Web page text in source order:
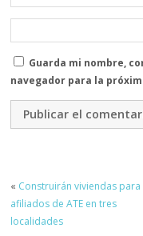
Guarda mi nombre,
navegador para la
« Construirán viviendas para
afiliados de ATE en tres
localidades